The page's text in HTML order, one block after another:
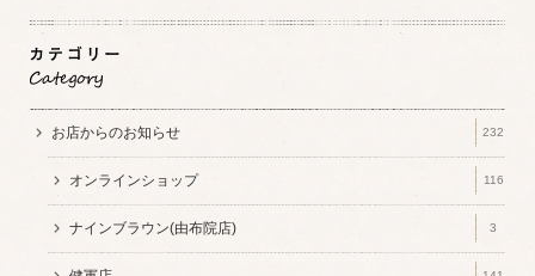
お店からのお知らせ 232
オンラインショップ 116
ナインブラウン(由布院店) 3